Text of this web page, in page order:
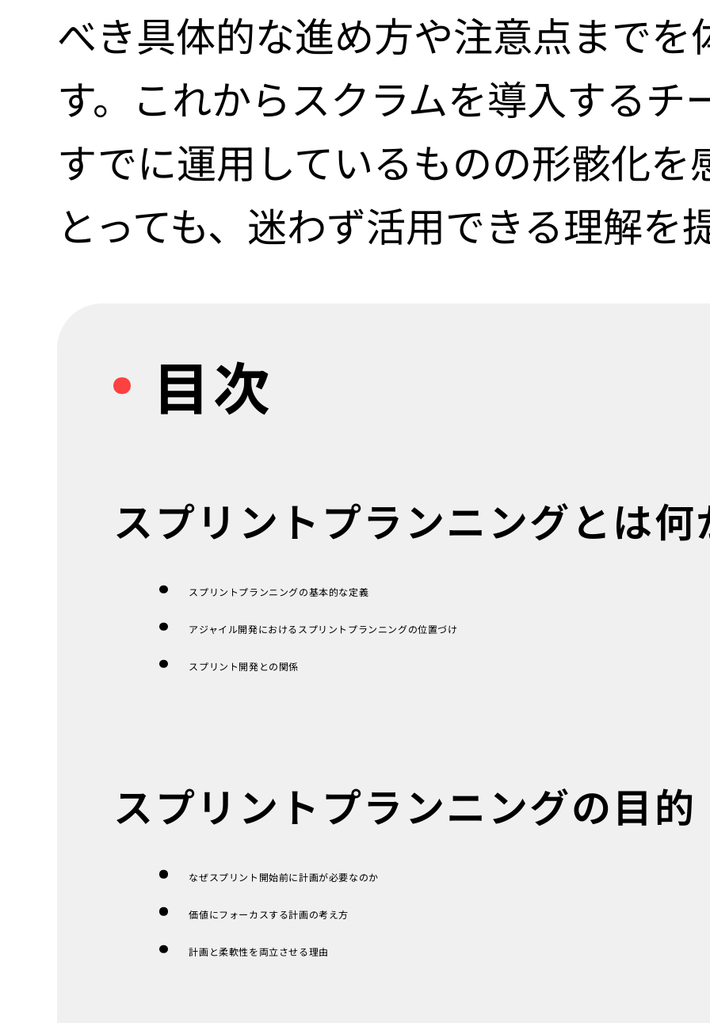
べき具体的な進め方や注意点までを
す。これからスクラムを導入するチ
すでに運用しているものの形骸化を
とっても、迷わず活用できる理解を
目次
スプリントプランニングとは何
スプリントプランニングの基本的な定義
アジャイル開発におけるスプリントプランニングの位置づけ
スプリント開発との関係
スプリントプランニングの目的
なぜスプリント開始前に計画が必要なのか
価値にフォーカスする計画の考え方
計画と柔軟性を両立させる理由